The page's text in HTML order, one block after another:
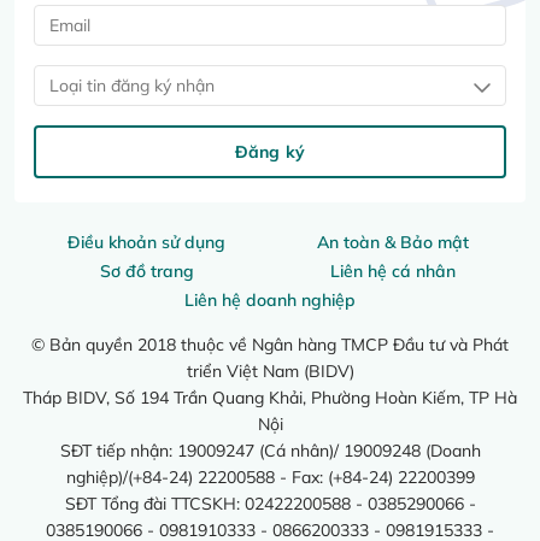
Điều khoản sử dụng
An toàn & Bảo mật
Sơ đồ trang
Liên hệ cá nhân
Liên hệ doanh nghiệp
© Bản quyền 2018 thuộc về Ngân hàng TMCP Đầu tư và Phát
triển Việt Nam (BIDV)
Tháp BIDV, Số 194 Trần Quang Khải, Phường Hoàn Kiếm, TP Hà
Nội
SĐT tiếp nhận: 19009247 (Cá nhân)/ 19009248 (Doanh
nghiệp)/(+84-24) 22200588 - Fax: (+84-24) 22200399
SĐT Tổng đài TTCSKH: 02422200588 - 0385290066 -
0385190066 - 0981910333 - 0866200333 - 0981915333 -
Loại tin đăng ký nhận
Đăng ký